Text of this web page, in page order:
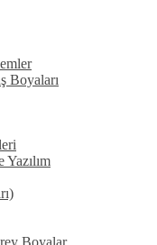
Boyaları
Boyalar